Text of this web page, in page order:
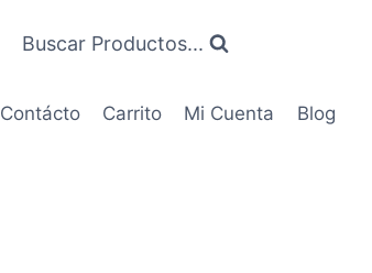
Buscar Productos...
Contácto Carrito Mi Cuenta Blog